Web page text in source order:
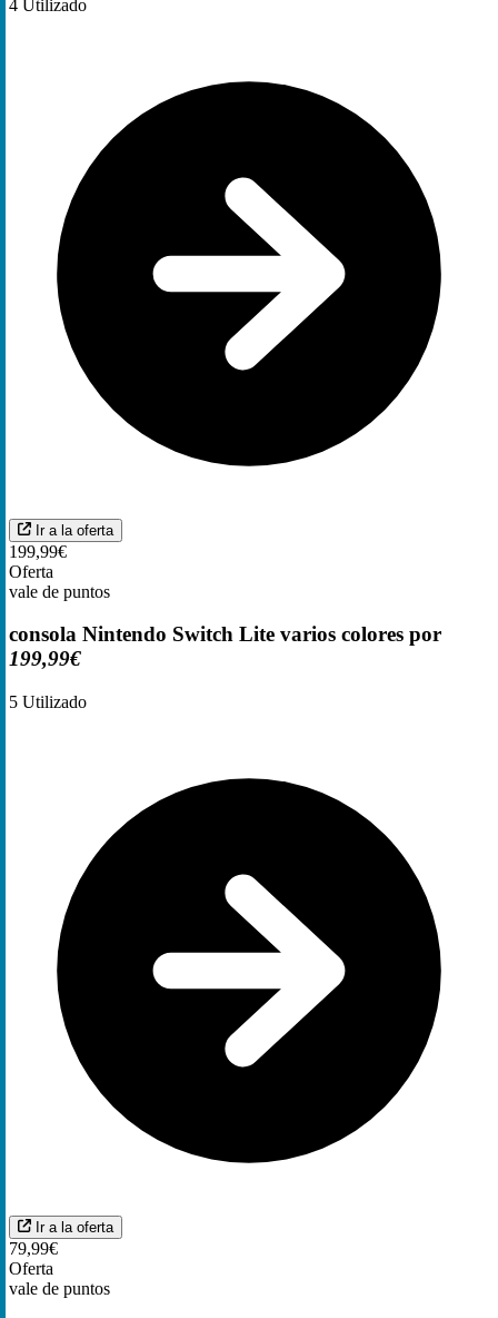
4 Utilizado
Ir a la oferta
199,99€
Oferta
vale de puntos
consola Nintendo Switch Lite varios colores por
199,99€
5 Utilizado
Ir a la oferta
79,99€
Oferta
vale de puntos